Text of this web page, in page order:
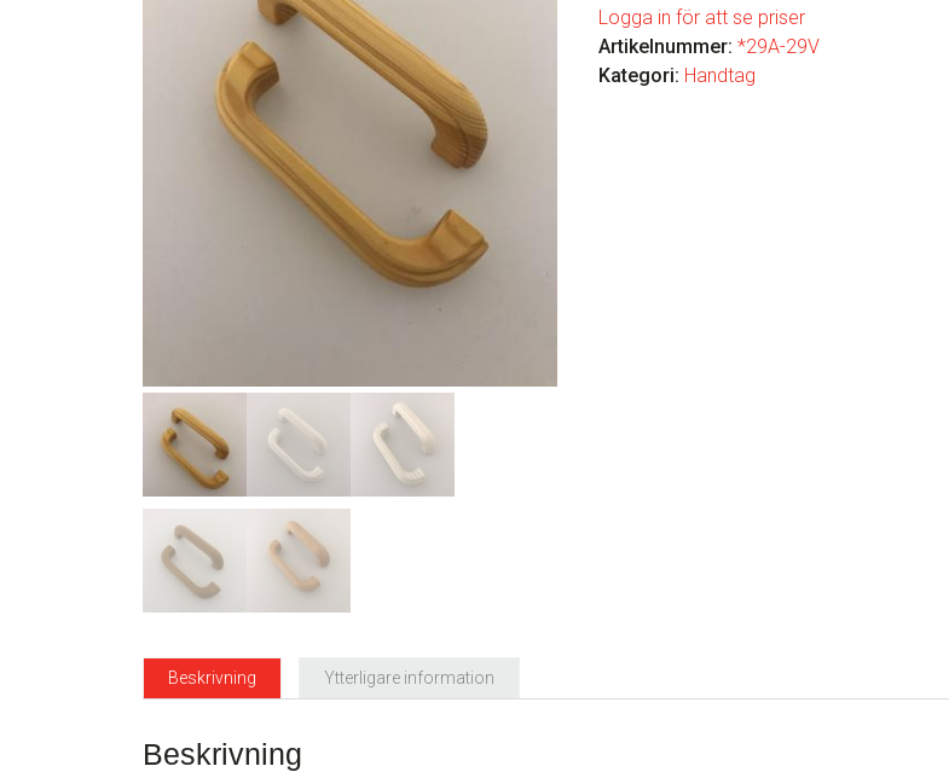
Logga in för att se priser
Artikelnummer: *29A-29V
Kategori: Handtag
Beskrivning Ytterligare information
Beskrivning